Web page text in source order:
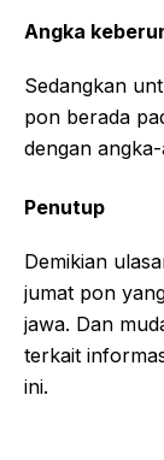
Angka
Sedangkan
pon berada
dengan
Penutup
Demikian
jumat pon
jawa. Dan
terkait
ini.